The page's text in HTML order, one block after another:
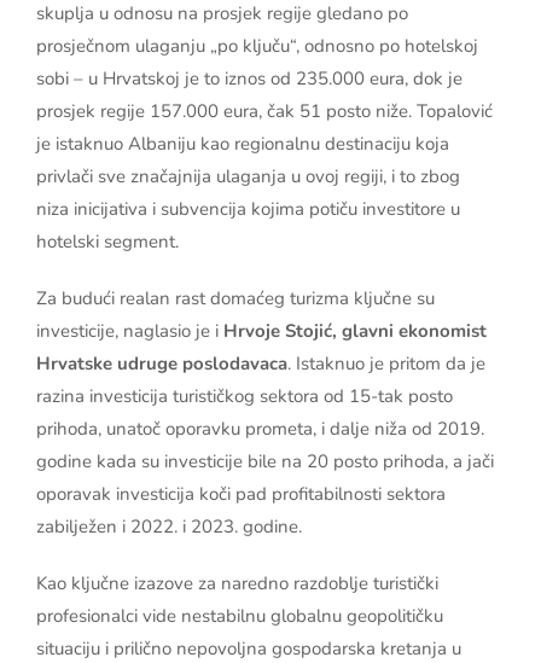
skuplja u odnosu na prosjek regije gledano po
prosječnom ulaganju „po ključu“, odnosno po hotelskoj
sobi – u Hrvatskoj je to iznos od 235.000 eura, dok je
prosjek regije 157.000 eura, čak 51 posto niže. Topalović
je istaknuo Albaniju kao regionalnu destinaciju koja
privlači sve značajnija ulaganja u ovoj regiji, i to zbog
niza inicijativa i subvencija kojima potiču investitore u
hotelski segment.
Za budući realan rast domaćeg turizma ključne su
investicije, naglasio je i Hrvoje Stojić, glavni ekonomist
Hrvatske udruge poslodavaca. Istaknuo je pritom da je
razina investicija turističkog sektora od 15-tak posto
prihoda, unatoč oporavku prometa, i dalje niža od 2019.
godine kada su investicije bile na 20 posto prihoda, a jači
oporavak investicija koči pad profitabilnosti sektora
zabilježen i 2022. i 2023. godine.
Kao ključne izazove za naredno razdoblje turistički
profesionalci vide nestabilnu globalnu geopolitičku
situaciju i prilično nepovoljna gospodarska kretanja u